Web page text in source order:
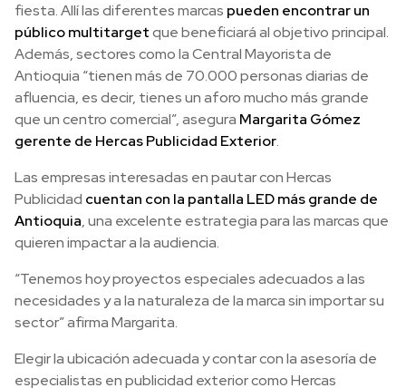
fiesta. Allí las diferentes marcas pueden encontrar un
público multitargetque beneficiará al objetivo principal.
Además, sectores como la Central Mayorista de
Antioquia “tienen más de 70.000 personas diarias de
afluencia, es decir, tienes un aforo mucho más grande
que un centro comercial”, asegura Margarita Gómez
gerente de Hercas Publicidad Exterior.
Las empresas interesadas en pautar con Hercas
Publicidad cuentan con la pantalla LED más grande de
Antioquia, una excelente estrategia para las marcas que
quieren impactar a la audiencia.
“Tenemos hoy proyectos especiales adecuados a las
necesidades y a la naturaleza de la marca sin importar su
sector” afirma Margarita.
Elegir la ubicación adecuada y contar con la asesoría de
especialistas en publicidad exterior como Hercas